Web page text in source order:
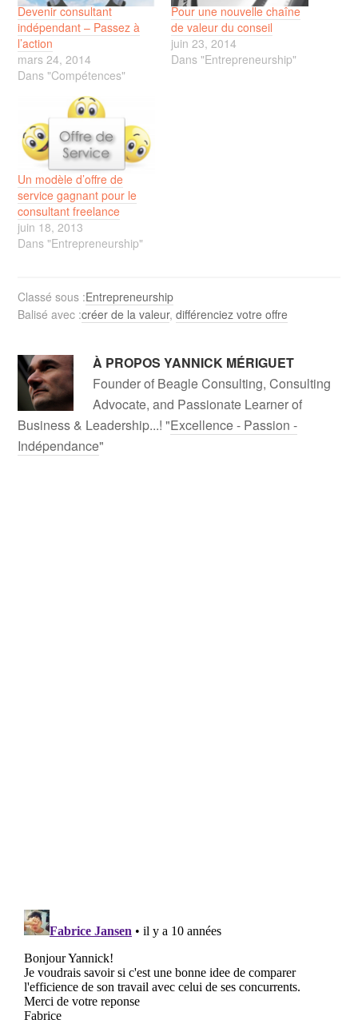
Devenir consultant
indépendant – Passez à
l’action
mars 24, 2014
Dans "Compétences"
Pour une nouvelle chaîne
de valeur du conseil
juin 23, 2014
Dans "Entrepreneurship"
Un modèle d’offre de
service gagnant pour le
consultant freelance
juin 18, 2013
Dans "Entrepreneurship"
Classé sous :Entrepreneurship
Balisé avec :créer de la valeur,différenciez votre offre
À PROPOSYANNICK MÉRIGUET
Founder of Beagle Consulting, Consulting
Advocate, and Passionate Learner of
Business & Leadership...! "Excellence - Passion -
Indépendance"